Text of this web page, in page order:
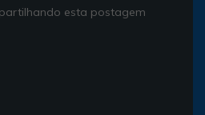
esta postagem